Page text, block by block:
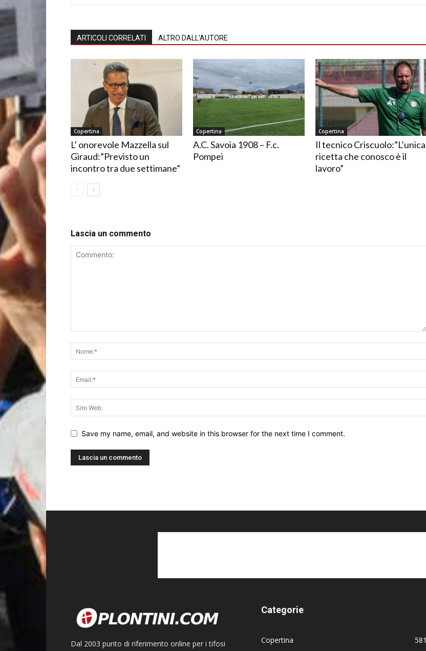
ARTICOLI CORRELATI ALTRO DALL'AUTORE
Copertina
L’ onorevole Mazzella sul
Giraud:”Previsto un
incontro tra due settimane”
Copertina
A.C. Savoia 1908 – F.c.
Pompei
Copertina
Il tecnico Criscuolo:”L’unica
ricetta che conosco è il
lavoro”
Lascia un commento
Save my name, email, and website in this browser for the next time I comment.
Dal 2003 punto di riferimento online per i tifosi
Categorie
Copertina
581